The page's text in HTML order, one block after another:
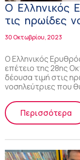
Ο Ελληνικός
τις ηρωίδες
του ‘40!
30 Οκτωβρίου, 2023
Ο Ελληνικός
επέτειο της 28ης
δέουσα τιμή στις
νοσηλεύτριες που
Περισσότερα